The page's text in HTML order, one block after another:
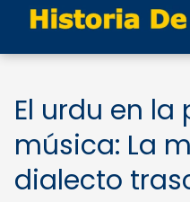
El urdu en la
música: La
dialecto